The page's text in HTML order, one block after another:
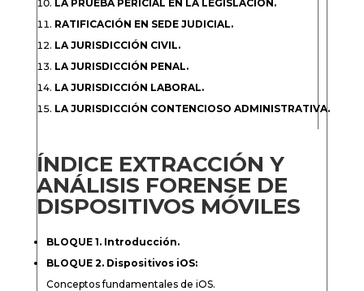
LA PRUEBA PERICIAL EN LA LEGISLACIÓN.
RATIFICACIÓN EN SEDE JUDICIAL.
LA JURISDICCIÓN CIVIL.
LA JURISDICCIÓN PENAL.
LA JURISDICCIÓN LABORAL.
LA JURISDICCIÓN CONTENCIOSO ADMINISTRATIVA.
ÍNDICE EXTRACCIÓN Y
ANÁLISIS FORENSE DE
DISPOSITIVOS MÓVILES
BLOQUE 1. Introducción.
BLOQUE 2. Dispositivos iOS:
Conceptos fundamentales de iOS.